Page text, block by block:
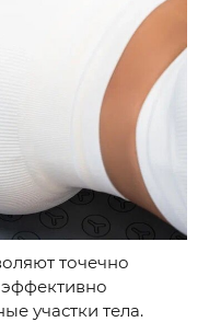
точечно
участки тела.